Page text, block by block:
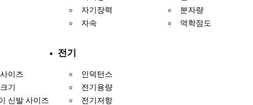
이즈
기
신발 사이즈
자기장력
자속
전기
인덕턴스
전기용량
전기저항
분자량
역학점도